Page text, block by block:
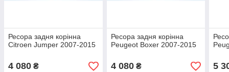
Ресора задня корінна
Citroen Jumper 2007-2015
4 080 ₴
Ресора задня корінна
Peugeot Boxer 2007-2015
4 080₴ 5